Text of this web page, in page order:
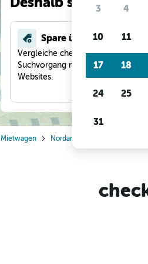
Spare über 40 %
Vergleiche checkfelix in einem
Suchvorgang mit anderen Reise-
Websites.
Mietwagen Nordamerika
3 4
10 11
17 18
24 25
31